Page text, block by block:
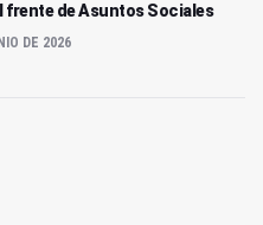
frente de Asuntos Sociales
DE 2026